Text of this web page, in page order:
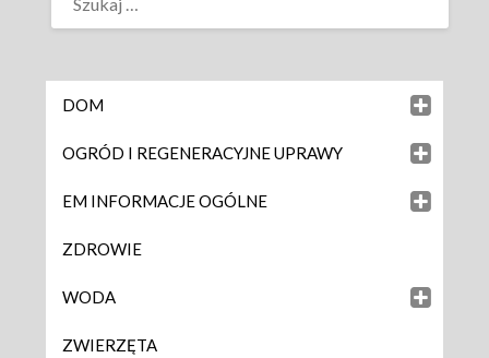
DOM
OGRÓD I REGENERACYJNE UPRAWY
EM INFORMACJE OGÓLNE
ZDROWIE
WODA
ZWIERZĘTA